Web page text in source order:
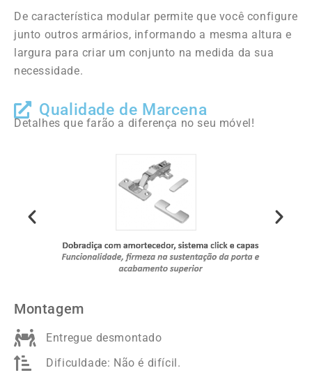
De característica modular permite que você configure
junto outros armários, informando a mesma altura e
largura para criar um conjunto na medida da sua
necessidade.
Qualidade de Marcena
Detalhes que farão a diferença no seu móvel!
Montagem
Entregue desmontado
Dificuldade: Não é difícil.